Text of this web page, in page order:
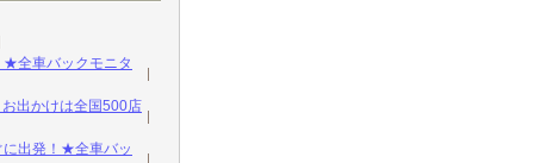
★全車バックモニタ
出かけは全国500店
に出発！★全車バッ